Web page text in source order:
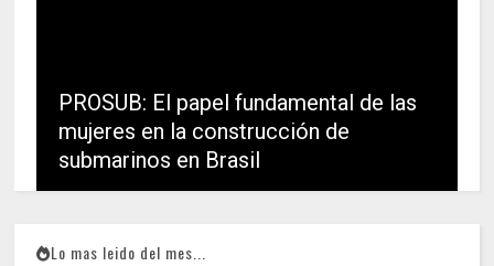
PROSUB: El papel fundamental de las
mujeres en la construcción de
submarinos en Brasil
Lo mas leido del mes...